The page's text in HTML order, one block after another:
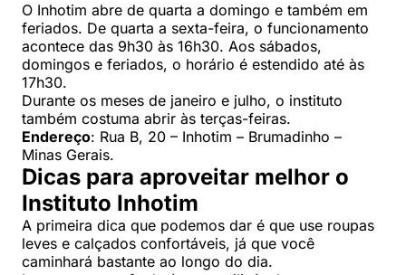
O Inhotim abre de quarta a domingo e também em
feriados. De quarta a sexta-feira, o funcionamento
acontece das 9h30 às 16h30. Aos sábados,
domingos e feriados, o horário é estendido até às
17h30.
Durante os meses de janeiro e julho, o instituto
também costuma abrir às terças-feiras.
Endereço: Rua B, 20 – Inhotim – Brumadinho –
Minas Gerais.
Dicas para aproveitar melhor o
Instituto Inhotim
A primeira dica que podemos dar é que use roupas
leves e calçados confortáveis, já que você
caminhará bastante ao longo do dia.